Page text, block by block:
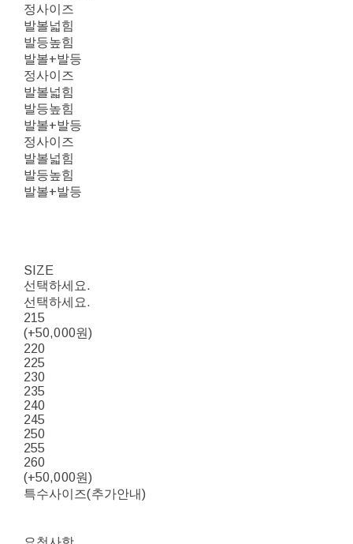
정사이즈
발볼넓힘
발등높힘
발볼+발등
정사이즈
발볼넓힘
발등높힘
발볼+발등
정사이즈
발볼넓힘
발등높힘
발볼+발등
SIZE
선택하세요.
선택하세요.
215
(+50,000원)
220
225
230
235
240
245
250
255
260
(+50,000원)
특수사이즈(추가안내)